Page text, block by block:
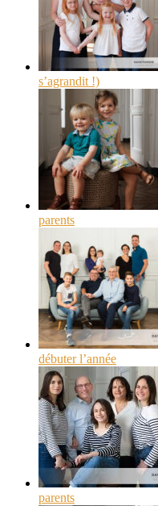
s’agrandit !)
parents
débuter l’année
parents